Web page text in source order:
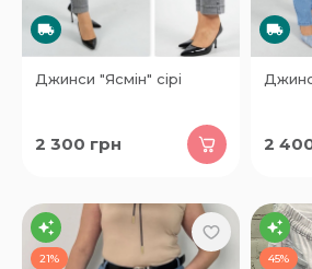
Джинси "Ясмін" сірі
2 300 грн 2
21% 45%